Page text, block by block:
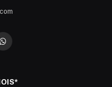
WhatsApp